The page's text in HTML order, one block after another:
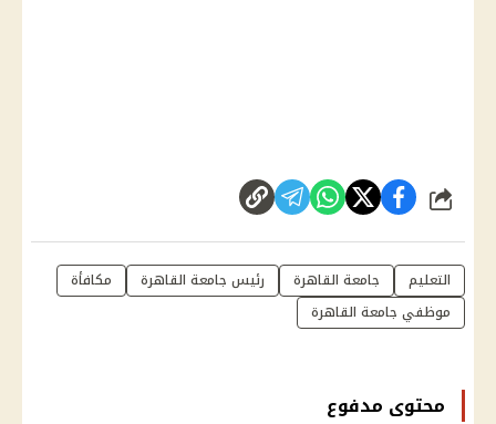
شارك
التعليم جامعة القاهرة رئيس جامعة القاهرة
مكافأة
موظفي جامعة القاهرة
محتوى مدفوع